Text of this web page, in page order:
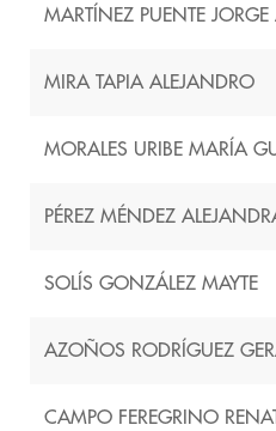
MARTÍNEZ PUENTE JORGE
MIRA TAPIA ALEJANDRO
MORALES URIBE MARÍA
PÉREZ MÉNDEZ
SOLÍS GONZÁLEZ MAYTE
AZOÑOS RODRÍGUEZ
CAMPO FEREGRINO